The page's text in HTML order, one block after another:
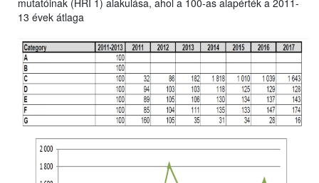
mutatóinak (HRI 1) alakulása, ahol a 100-as alapérték a 2011-
13 évek átlaga